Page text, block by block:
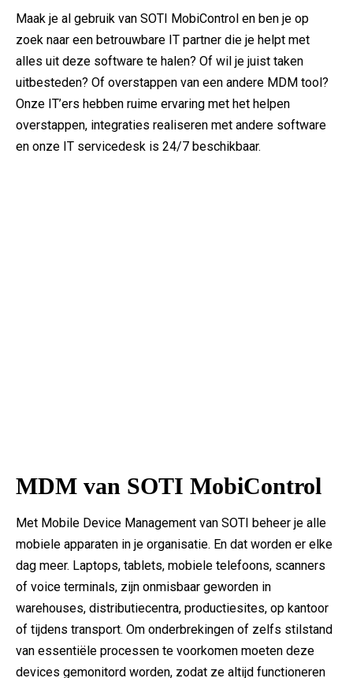
Maak je al gebruik van SOTI MobiControl en ben je op
zoek naar een betrouwbare IT partner die je helpt met
alles uit deze software te halen? Of wil je juist taken
uitbesteden? Of overstappen van een andere MDM tool?
Onze IT’ers hebben ruime ervaring met het helpen
overstappen, integraties realiseren met andere software
en onze IT servicedesk is 24/7 beschikbaar.
MDM van SOTI MobiControl
Met Mobile Device Management van SOTI beheer je alle
mobiele apparaten in je organisatie. En dat worden er elke
dag meer. Laptops, tablets, mobiele telefoons, scanners
of voice terminals, zijn onmisbaar geworden in
warehouses, distributiecentra, productiesites, op kantoor
of tijdens transport. Om onderbrekingen of zelfs stilstand
van essentiële processen te voorkomen moeten deze
devices gemonitord worden, zodat ze altijd functioneren